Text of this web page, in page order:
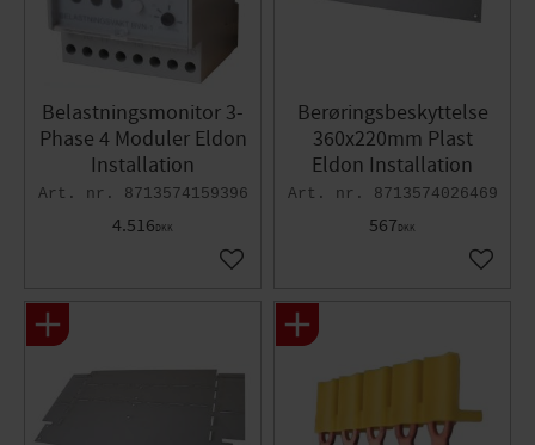
Belastningsmonitor 3-
Phase 4 Moduler Eldon
Installation
8713574159396
4.516DKK
Gem som favorit
Berøringsbeskyttelse
360x220mm Plast
Eldon Installation
8713574026469
567DKK
Gem